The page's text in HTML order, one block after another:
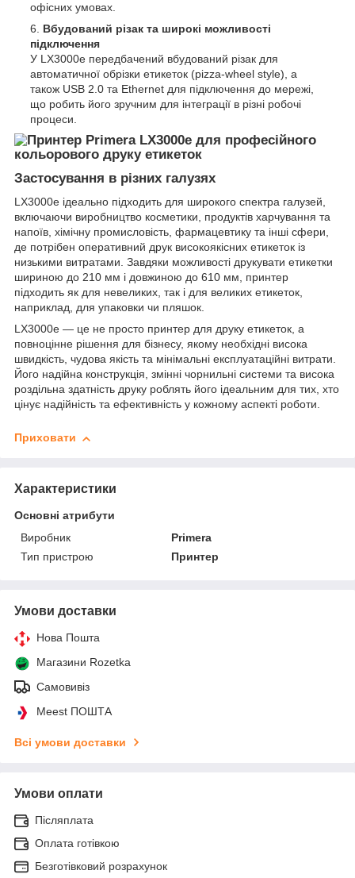
офісних умовах.
Вбудований різак та широкі можливості
підключення
У LX3000e передбачений вбудований різак для
автоматичної обрізки етикеток (pizza-wheel style), а
також USB 2.0 та Ethernet для підключення до мережі,
що робить його зручним для інтеграції в різні робочі
процеси.
Застосування в різних галузях
LX3000e ідеально підходить для широкого спектра галузей,
включаючи виробництво косметики, продуктів харчування та
напоїв, хімічну промисловість, фармацевтику та інші сфери,
де потрібен оперативний друк високоякісних етикеток із
низькими витратами. Завдяки можливості друкувати етикетки
шириною до 210 мм і довжиною до 610 мм, принтер
підходить як для невеликих, так і для великих етикеток,
наприклад, для упаковки чи пляшок.
LX3000e — це не просто принтер для друку етикеток, а
повноцінне рішення для бізнесу, якому необхідні висока
швидкість, чудова якість та мінімальні експлуатаційні витрати.
Його надійна конструкція, змінні чорнильні системи та висока
роздільна здатність друку роблять його ідеальним для тих, хто
цінує надійність та ефективність у кожному аспекті роботи.
Приховати
Характеристики
Основні атрибути
Виробник
Primera
Тип пристрою
Принтер
Умови доставки
Нова Пошта
Магазини Rozetka
Самовивіз
Meest ПОШТА
Всі умови доставки
Умови оплати
Післяплата
Оплата готівкою
Безготівковий розрахунок